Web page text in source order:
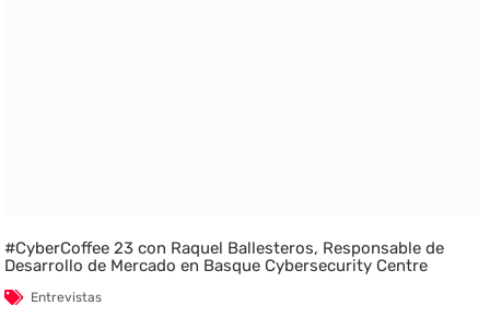
#CyberCoffee 23 con Raquel Ballesteros, Responsable de
Desarrollo de Mercado en Basque Cybersecurity Centre
Entrevistas